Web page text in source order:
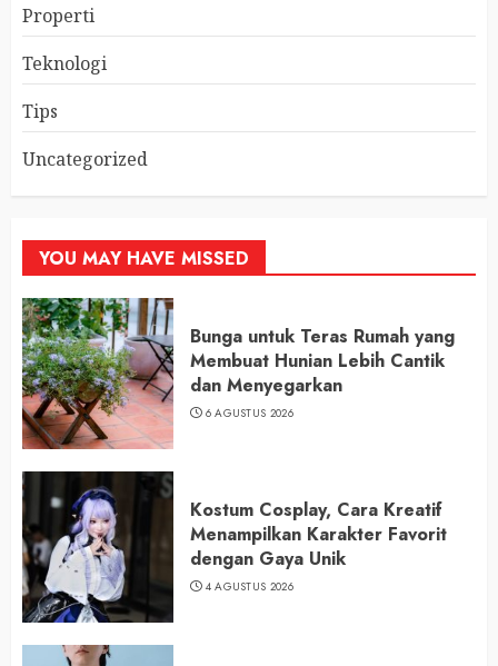
Properti
Teknologi
Tips
Uncategorized
YOU MAY HAVE MISSED
Bunga untuk Teras Rumah yang
Membuat Hunian Lebih Cantik
dan Menyegarkan
6 AGUSTUS 2026
Kostum Cosplay, Cara Kreatif
Menampilkan Karakter Favorit
dengan Gaya Unik
4 AGUSTUS 2026